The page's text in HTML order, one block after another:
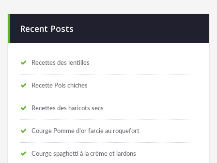
Recent Posts
Recettes des lentilles
Recette Pois chiches
Recettes des haricots secs
Courge Pomme d’or farcie au roquefort
Courge spaghetti à la crème et lardons